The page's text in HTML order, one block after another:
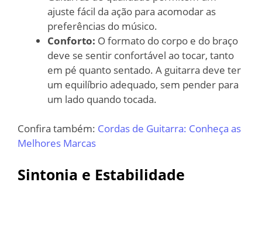
ajuste fácil da ação para acomodar as
preferências do músico.
Conforto: O formato do corpo e do braço
deve se sentir confortável ao tocar, tanto
em pé quanto sentado. A guitarra deve ter
um equilíbrio adequado, sem pender para
um lado quando tocada.
Confira também: Cordas de Guitarra: Conheça as
Melhores Marcas
Sintonia e Estabilidade